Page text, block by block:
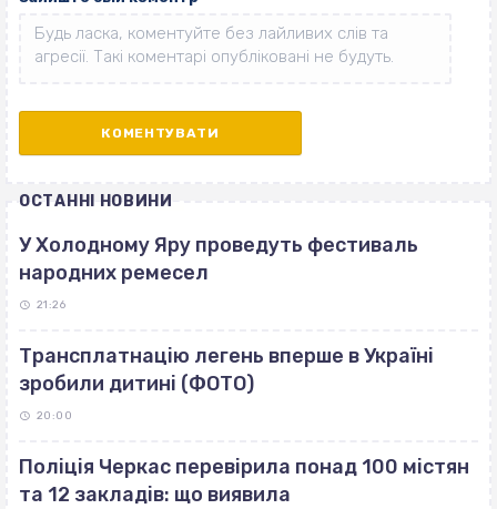
ОСТАННІ НОВИНИ
У Холодному Яру проведуть фестиваль
народних ремесел
21:26
Трансплатнацію легень вперше в Україні
зробили дитині (ФОТО)
20:00
Поліція Черкас перевірила понад 100 містян
та 12 закладів: що виявила